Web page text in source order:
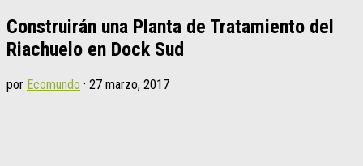
Construirán una Planta de Tratamiento del
Riachuelo en Dock Sud
por Ecomundo · 27 marzo, 2017